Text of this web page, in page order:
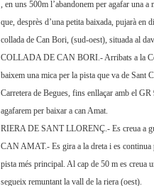
, en uns 500m l’abandonem per agafar una a
que, desprès d’una petita baixada, pujarà en
collada de Can Bori, (sud-oest), situada al
COLLADA DE CAN BORI.- Arribats a la
baixem una mica per la pista que va de Sant
Carretera de Begues, fins enllaçar amb el GR
agafarem per baixar a can Amat.
RIERA DE SANT LLORENÇ.- Es creua a
CAN AMAT.- Es gira a la dreta i es continua
pista més principal. Al cap de 50 m es creua
segueix remuntant la vall de la riera (oest).